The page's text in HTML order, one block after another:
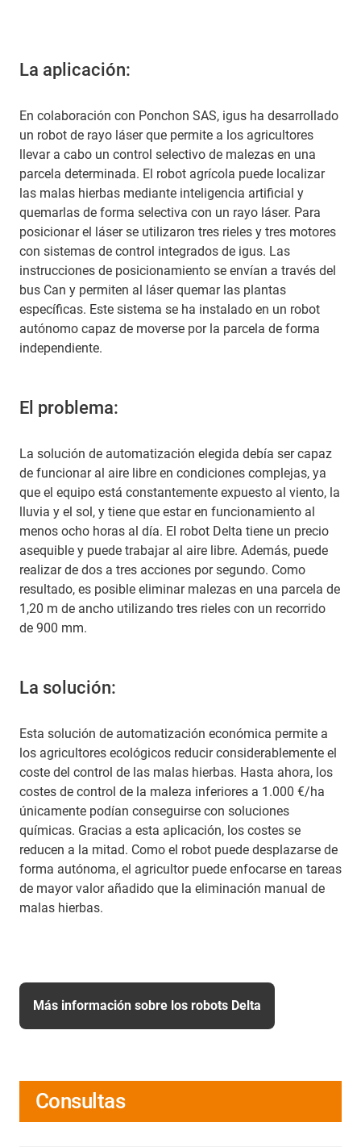
La aplicación:
En colaboración con Ponchon SAS, igus ha desarrollado
un robot de rayo láser que permite a los agricultores
llevar a cabo un control selectivo de malezas en una
parcela determinada. El robot agrícola puede localizar
las malas hierbas mediante inteligencia artificial y
quemarlas de forma selectiva con un rayo láser. Para
posicionar el láser se utilizaron tres rieles y tres motores
con sistemas de control integrados de igus. Las
instrucciones de posicionamiento se envían a través del
bus Can y permiten al láser quemar las plantas
específicas. Este sistema se ha instalado en un robot
autónomo capaz de moverse por la parcela de forma
independiente.
El problema:
La solución de automatización elegida debía ser capaz
de funcionar al aire libre en condiciones complejas, ya
que el equipo está constantemente expuesto al viento, la
lluvia y el sol, y tiene que estar en funcionamiento al
menos ocho horas al día. El robot Delta tiene un precio
asequible y puede trabajar al aire libre. Además, puede
realizar de dos a tres acciones por segundo. Como
resultado, es posible eliminar malezas en una parcela de
1,20 m de ancho utilizando tres rieles con un recorrido
de 900 mm.
La solución:
Esta solución de automatización económica permite a
los agricultores ecológicos reducir considerablemente el
coste del control de las malas hierbas. Hasta ahora, los
costes de control de la maleza inferiores a 1.000 €/ha
únicamente podían conseguirse con soluciones
químicas. Gracias a esta aplicación, los costes se
reducen a la mitad. Como el robot puede desplazarse de
forma autónoma, el agricultor puede enfocarse en tareas
de mayor valor añadido que la eliminación manual de
malas hierbas.
Más información sobre los robots Delta
Consultas